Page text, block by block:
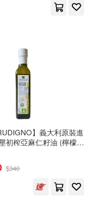
芹(1)
(1)
(1)
】義大利原裝進
初榨亞麻仁籽油 (檸檬風
$340